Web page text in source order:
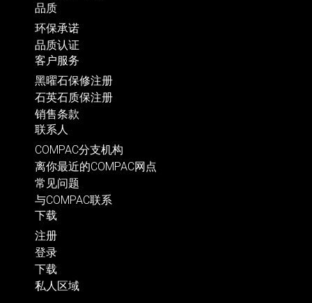
品质
环保承诺
品质认证
客户服务
黑曜石保修注册
石英石质保注册
销售条款
联系人
COMPAC分支机构
离你最近的COMPAC网点
常见问题
与COMPAC联系
下载
注册
登录
下载
私人区域